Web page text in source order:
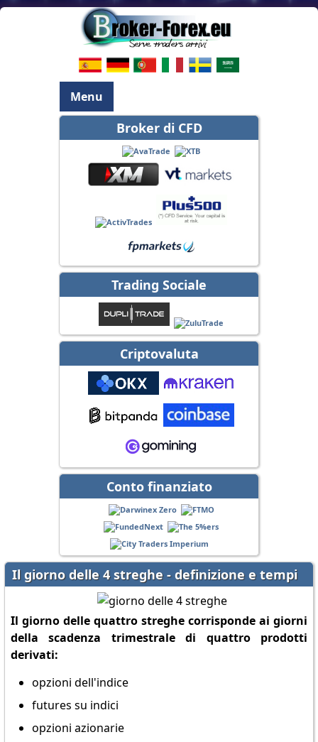
Menu
Broker di CFD
Trading Sociale
Criptovaluta
Conto finanziato
Il giorno delle 4 streghe - definizione e tempi
Il giorno delle quattro streghe corrisponde ai giorni
della scadenza trimestrale di quattro prodotti
derivati:
opzioni dell'indice
futures su indici
opzioni azionarie